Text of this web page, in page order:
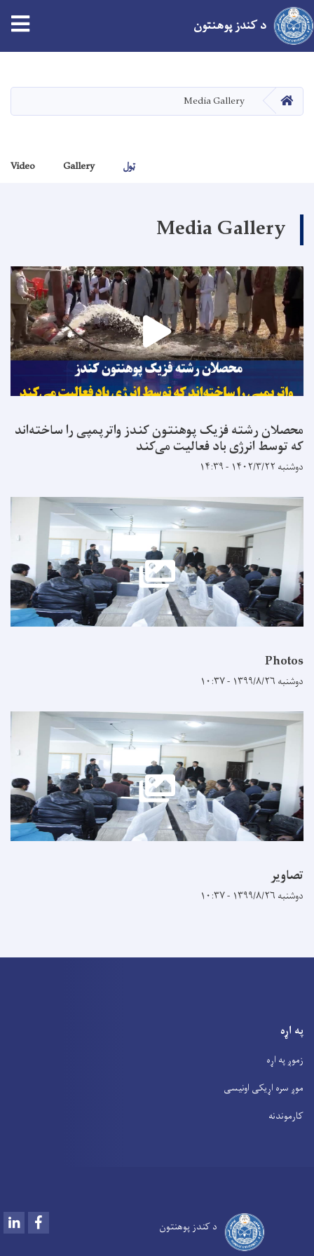
د کندز پوهنتون
کور Media Gallery
ټول Gallery
Video
Media Gallery
محصلان رشته فزیک پوهنتون کندز واترپمپی را ساخته‌اند
که توسط انرژی باد فعالیت می‌کند
دوشنبه ۱۴۰۲/۳/۲۲ - ۱۴:۳۹
Photos
دوشنبه ۱۳۹۹/۸/۲۶ - ۱۰:۳۷
تصاویر
دوشنبه ۱۳۹۹/۸/۲۶ - ۱۰:۳۷
په اړه
زموږ په اړه
موږ سره اړیکی اونیسی
کارموندنه
د کندز پوهنتون LinkedIn